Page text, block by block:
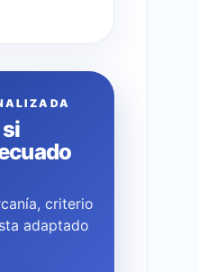
criterio
adaptado